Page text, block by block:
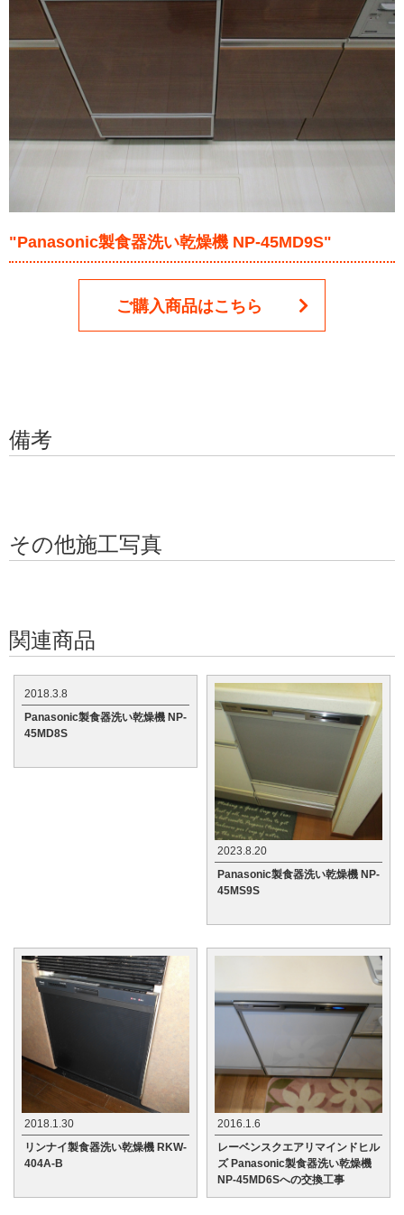
"Panasonic製食器洗い乾燥機 NP-45MD9S"
ご購入商品はこちら
備考
その他施工写真
関連商品
2018.3.8
Panasonic製食器洗い乾燥機 NP-
45MD8S
2023.8.20
Panasonic製食器洗い乾燥機 NP-
45MS9S
2018.1.30
リンナイ製食器洗い乾燥機 RKW-
404A-B
2016.1.6
レーベンスクエアリマインドヒル
ズ Panasonic製食器洗い乾燥機
NP-45MD6Sへの交換工事